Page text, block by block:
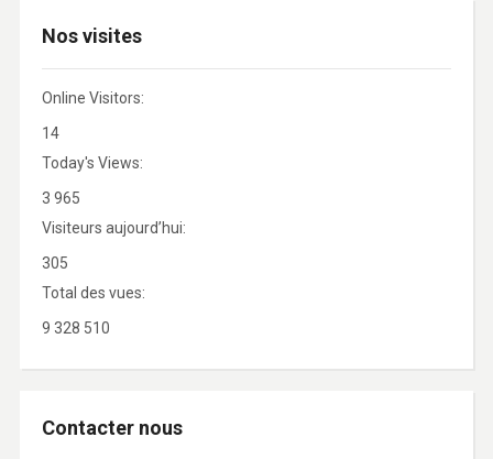
Nos visites
Online Visitors:
14
Today's Views:
3 965
Visiteurs aujourd’hui:
305
Total des vues:
9 328 510
Contacter nous